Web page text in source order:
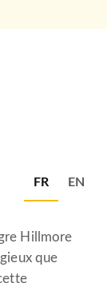
FR EN
Hillmore
que